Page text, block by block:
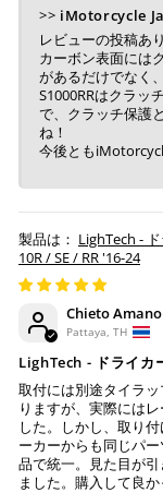
>> iMotorcycle
レビューの投稿あ
カーボン表面には
があるだけでなく
S1000RRはクラッ
で、クラッチ保護
ね！
今後とも
LighTech -
10R / SE / RR '16-24
Chieto Amano
Pattaya, TH
LighTech - ドライカ
取付には別途タイラ
りますが、実際には
した。しかし、取り
ーカーからも同じパ
品で統一。見た目が
ました。購入して良か